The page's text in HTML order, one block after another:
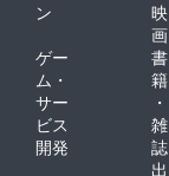
ン
映
画
ゲー
ム・
サー
ビス
開発
書
籍
・
雑
誌
出